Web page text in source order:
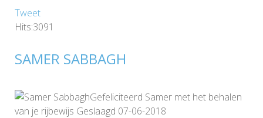
Tweet
Hits:3091
SAMER SABBAGH
Gefeliciteerd Samer met het behalen
van je rijbewijs Geslaagd 07-06-2018